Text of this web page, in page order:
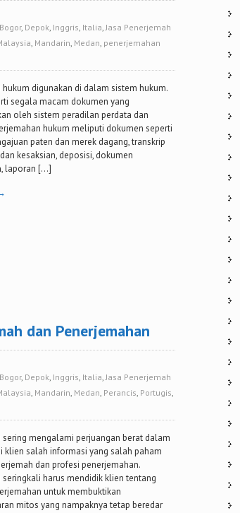
Bogor, Depok, Inggris, Italia,Jasa Penerjemah
, Mandarin, Medan, penerjemahan
hukum digunakan di dalam sistem hukum.
segala macam dokumen yang
oleh sistem peradilan perdata dan
hukum meliputi dokumen seperti
paten dan merek dagang, transkrip
kesaksian, deposisi, dokumen
laporan […]
dan Penerjemahan
Bogor, Depok, Inggris, Italia,Jasa Penerjemah
, Mandarin, Medan, Perancis, Portugis,
sering mengalami perjuangan berat dalam
klien salah informasi yang salah paham
dan profesi penerjemahan.
seringkali harus mendidik klien tentang
untuk membuktikan
mitos yang nampaknya tetap beredar